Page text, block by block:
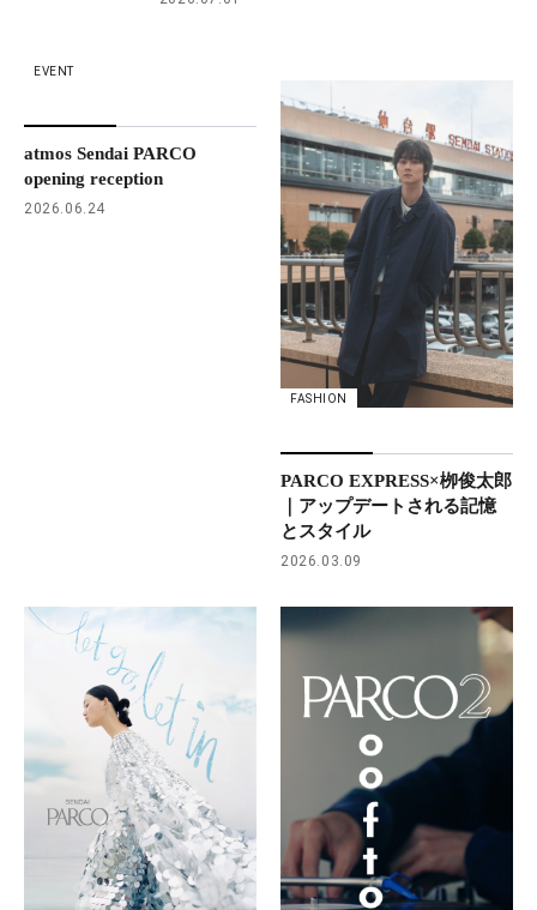
EVENT
atmos Sendai PARCO
opening reception
2026.06.24
FASHION
PARCO EXPRESS×栁俊太郎
｜アップデートされる記憶
とスタイル
2026.03.09